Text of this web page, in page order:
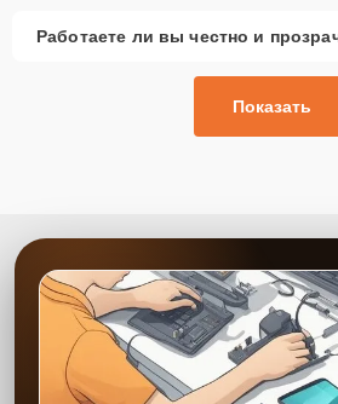
опираясь на профессионализм и опыт
гарантию на все виды ремонта и
до 2-3 лет. Наши специалисты проводят
Работаете ли вы честно и
Показать